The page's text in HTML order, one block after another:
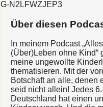
G-N2LFWZJEP3
Über diesen
In meinem Podcast
(Über)Leben ohne Kind“
meine ungewollte
thematisieren. Mit der
Botschaft an alle, denen
seid nicht allein! Jedes
Deutschland hat einen